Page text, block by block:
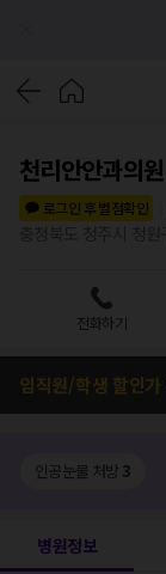
천리안안과의원
로그인 후 별점확인
전화하기
임직원/학생 할인가
인공눈물 처방 3
병원정보